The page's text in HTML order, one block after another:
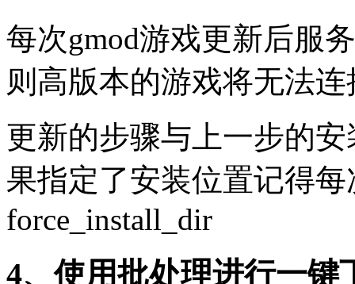
每次gmod游戏更新后服
则高版本的游戏将无法
更新的步骤与上一步的
果指定了安装位置记得每
force_install_dir
4、使用批处理进行一键